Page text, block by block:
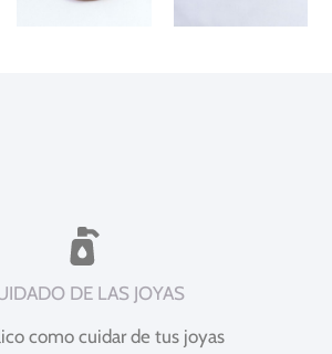
DE LAS JOYAS
como cuidar de tus joyas